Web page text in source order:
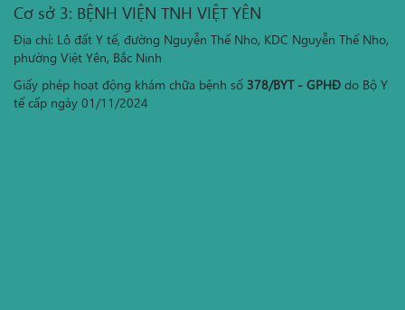
Cơ sở 3: BỆNH VIỆN TNH VIỆT YÊN
Địa chỉ: Lô đất Y tế, đường Nguyễn Thế Nho, KDC Nguyễn Thế Nho,
phường Việt Yên, Bắc Ninh
Giấy phép hoạt động khám chữa bệnh số 378/BYT - GPHĐ do Bộ Y
tế cấp ngày 01/11/2024